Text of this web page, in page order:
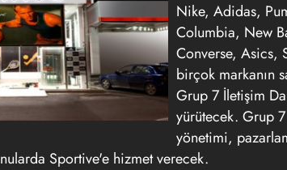
Nike, Adidas,
Columbia, New
Converse, Asics,
birçok markanın
Grup 7 İletişim
yürütecek. Grup
yönetimi,
Sportive'e hizmet verecek.